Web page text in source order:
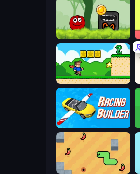
Ball Hero Adventure: Red Bounce Ball
Steve's World
Racing Builder
SSSPICY!